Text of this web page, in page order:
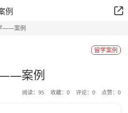
例
——案例
留学案例
——案例
阅读： 95 收藏： 0 评论： 0 点赞： 0